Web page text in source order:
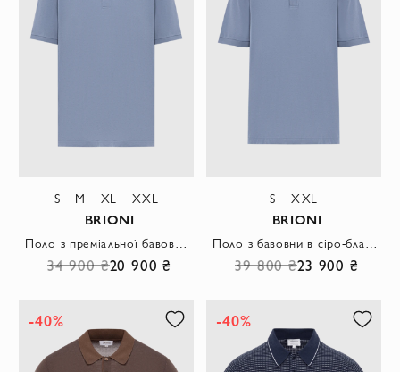
S M XL XXL
BRIONI
Поло з преміальної бавовни у прохолодній блакитній гамі з лаконічним дизайном.
34 900 ₴20 900 ₴
S XXL
BRIONI
Поло з бавовни в сіро-блакитному кольорі з трьома гудзиками в тон
39 800 ₴23 900 ₴
-40% -40%